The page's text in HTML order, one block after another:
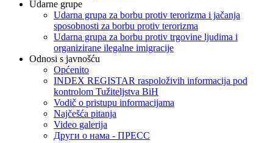
Udarne grupe
Udarna grupa za borbu protiv terorizma i jačanja
sposobnosti za borbu protiv terorizma
Udarna grupa za borbu protiv trgovine ljudima i
organizirane ilegalne imigracije
Odnosi s javnošću
Općenito
INDEX REGISTAR raspoloživih informacija pod
kontrolom Tužiteljstva BiH
Vodič o pristupu informacijama
Najčešća pitanja
Video galerija
Други о нама - ПРЕСC